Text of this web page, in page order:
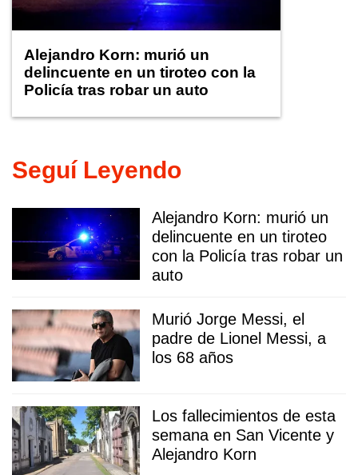
Alejandro Korn: murió un
delincuente en un tiroteo con la
Policía tras robar un auto
Seguí Leyendo
Alejandro Korn: murió un
delincuente en un tiroteo
con la Policía tras robar un
auto
Murió Jorge Messi, el
padre de Lionel Messi, a
los 68 años
Los fallecimientos de esta
semana en San Vicente y
Alejandro Korn